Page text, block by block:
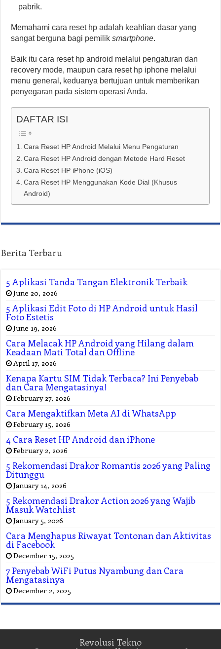
pabrik.
Memahami cara reset hp adalah keahlian dasar yang
sangat berguna bagi pemiliksmartphone.
Baik itu cara reset hp android melalui pengaturan dan
recovery mode, maupun cara reset hp iphone melalui
menu general, keduanya bertujuan untuk memberikan
penyegaran pada sistem operasi Anda.
DAFTAR ISI
Cara Reset HP Android Melalui Menu Pengaturan
Cara Reset HP Android dengan Metode Hard Reset
Cara Reset HP iPhone (iOS)
Cara Reset HP Menggunakan Kode Dial (Khusus
Android)
Berita Terbaru
5 Aplikasi Tanda Tangan Elektronik Terbaik
June 20, 2026
5 Aplikasi Edit Foto di HP Android untuk Hasil
Foto Estetis
June 19, 2026
Cara Melacak HP Android yang Hilang dalam
Keadaan Mati Total dan Offline
April 17, 2026
Kenapa Kartu SIM Tidak Terbaca? Ini Penyebab
dan Cara Mengatasinya!
February 27, 2026
Cara Mengaktifkan Meta AI di WhatsApp
February 15, 2026
4 Cara Reset HP Android dan iPhone
February 2, 2026
5 Rekomendasi Drakor Romantis 2026 yang Paling
Ditunggu
January 14, 2026
5 Rekomendasi Drakor Action 2026 yang Wajib
Masuk Watchlist
January 5, 2026
Cara Menghapus Riwayat Tontonan dan Aktivitas
di Facebook
December 15, 2025
7 Penyebab WiFi Putus Nyambung dan Cara
Mengatasinya
December 2, 2025
Revolusi Tekno